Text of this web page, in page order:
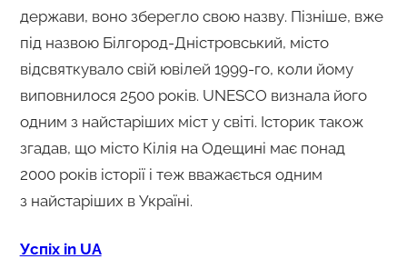
держави, воно зберегло свою назву. Пізніше, вже
під назвою Білгород-Дністровський, місто
відсвяткувало свій ювілей 1999-го, коли йому
виповнилося 2500 років. UNESCO визнала його
одним з найстаріших міст у світі. Історик також
згадав, що місто Кілія на Одещині має понад
2000 років історії і теж вважається одним
з найстаріших в Україні.
Успіх in UA